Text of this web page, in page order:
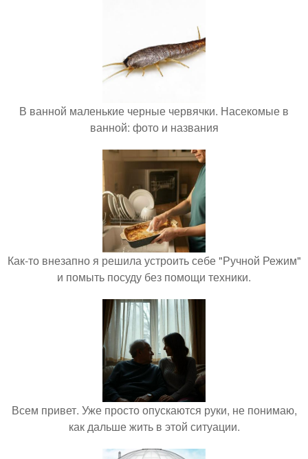
В ванной маленькие черные червячки. Насекомые в
ванной: фото и названия
Как-то внезапно я решила устроить себе "Ручной Режим"
и помыть посуду без помощи техники.
Всем привет. Уже просто опускаются руки, не понимаю,
как дальше жить в этой ситуации.